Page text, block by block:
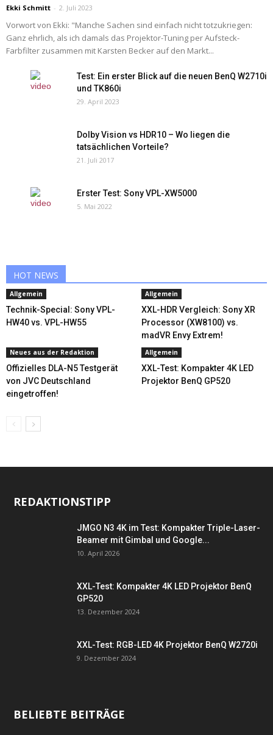
Ekki Schmitt - 2. Juli 2023
Vorwort von Ekki: "Manche Sachen sind einfach nicht totzukriegen:
Ganz ehrlich, als ich damals das Projektor-Tuning per Aufsteck-
Farbfilter zusammen mit Karsten Becker auf den Markt...
Test: Ein erster Blick auf die neuen BenQ W2710i
und TK860i
29. April 2023
Dolby Vision vs HDR10 – Wo liegen die
tatsächlichen Vorteile?
21. Juli 2017
Erster Test: Sony VPL-XW5000
5. Mai 2022
HOT NEWS
Allgemein
Technik-Special: Sony VPL-
HW40 vs. VPL-HW55
Allgemein
XXL-HDR Vergleich: Sony XR
Processor (XW8100) vs.
madVR Envy Extrem!
Neues aus der Redaktion
Offizielles DLA-N5 Testgerät
von JVC Deutschland
eingetroffen!
Allgemein
XXL-Test: Kompakter 4K LED
Projektor BenQ GP520
REDAKTIONSTIPP
JMGO N3 4K im Test: Kompakter Triple-Laser-
Beamer mit Gimbal und Google...
10. April 2026
XXL-Test: Kompakter 4K LED Projektor BenQ
GP520
13. Dezember 2024
XXL-Test: RGB-LED 4K Projektor BenQ W2720i
9. Dezember 2024
BELIEBTE BEITRÄGE